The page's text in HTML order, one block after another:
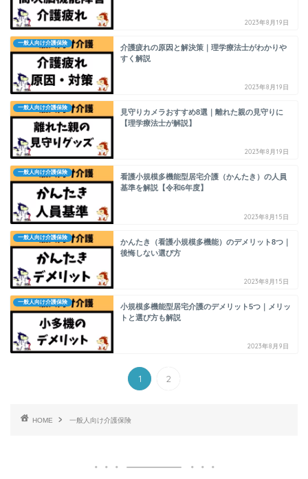
2023年8月19日
一般人向け介護保険
介護疲れの原因と解決策｜理学療法士がわかりや
すく解説
2023年8月19日
一般人向け介護保険
見守りカメラおすすめ8選｜離れた親の見守りに
【理学療法士が解説】
2023年8月19日
一般人向け介護保険
看護小規模多機能型居宅介護（かんたき）の人員
基準を解説【令和6年度】
2023年8月15日
一般人向け介護保険
かんたき（看護小規模多機能）のデメリット8つ｜
後悔しない選び方
2023年8月15日
一般人向け介護保険
小規模多機能型居宅介護のデメリット5つ｜メリッ
トと選び方も解説
2023年8月9日
1 2
HOME 一般人向け介護保険